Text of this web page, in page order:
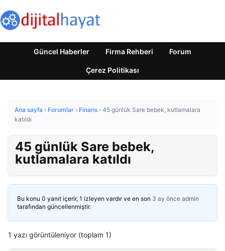
Güncel Haberler Firma Rehberi Forum
Çerez Politikası
Ana sayfa › Forumlar › Finans › 45 günlük Sare bebek, kutlamalara
katıldı
45 günlük Sare bebek,
kutlamalara katıldı
Bu konu 0 yanıt içerir, 1 izleyen vardır ve en son 3 ay önce admin
tarafından güncellenmiştir.
1 yazı görüntüleniyor (toplam 1)